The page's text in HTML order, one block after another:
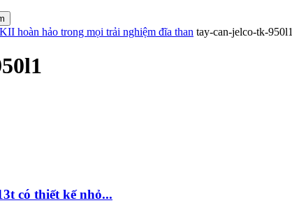
hoàn hảo trong mọi trải nghiệm đĩa than tay-can-jelco-tk-950l1
có thiết kế nhỏ...